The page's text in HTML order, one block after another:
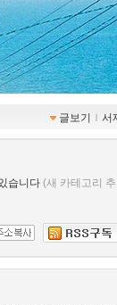
글보기 ｌ 서
습니다 (새 카테고리